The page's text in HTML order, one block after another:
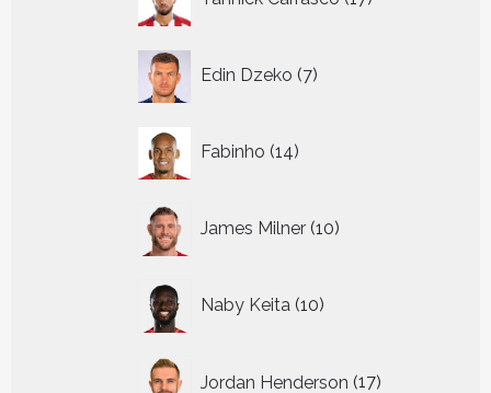
producten
Edin Dzeko 7
producten
Fabinho 14
producten
James Milner 10
producten
Naby Keita 10
producten
Jordan Henderson 17